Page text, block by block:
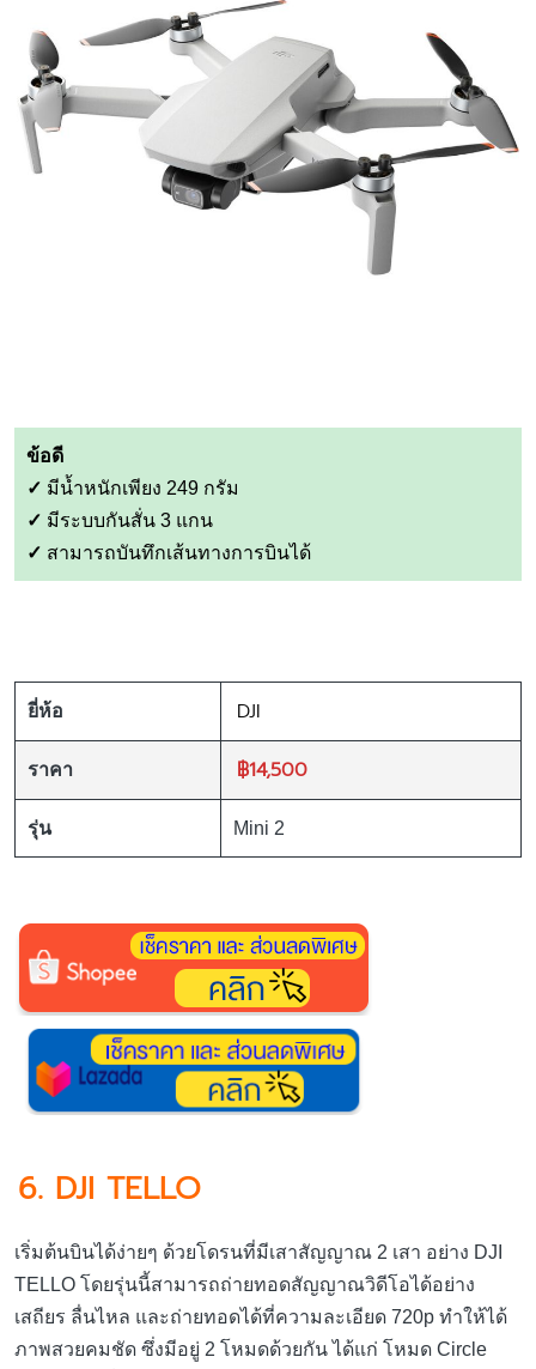
ข้อดี
✓ มีน้ำหนักเพียง 249 กรัม
✓ มีระบบกันสั่น 3 แกน
✓ สามารถบันทึกเส้นทางการบินได้
ยี่ห้อ DJI
ราคา ฿14,500
รุ่น Mini 2
6. DJI TELLO
เริ่มต้นบินได้ง่ายๆ ด้วยโดรนที่มีเสาสัญญาณ 2 เสา อย่าง DJI
TELLO โดยรุ่นนี้สามารถถ่ายทอดสัญญาณวิดีโอได้อย่าง
เสถียร ลื่นไหล และถ่ายทอดได้ที่ความละเอียด 720p ทำให้ได้
ภาพสวยคมชัด ซึ่งมีอยู่ 2 โหมดด้วยกัน ได้แก่ โหมด Circle